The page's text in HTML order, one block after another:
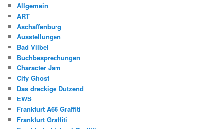
Allgemein
ART
Aschaffenburg
Ausstellungen
Bad Vilbel
Buchbesprechungen
Character Jam
City Ghost
Das dreckige Dutzend
EWS
Frankfurt A66 Graffiti
Frankfurt Graffiti